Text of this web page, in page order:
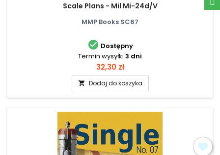
Scale Plans - Mil Mi-24d/V
MMP Books SC67
 Dostępny
Termin wysyłki 3 dni
Cena
32,30 zł
 Dodaj do koszyka